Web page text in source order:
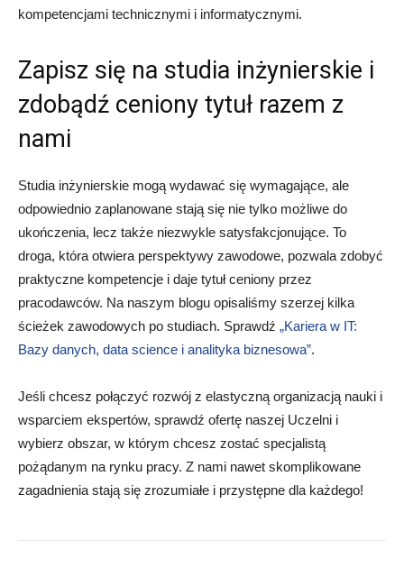
kompetencjami technicznymi i informatycznymi.
Zapisz się na studia inżynierskie i
zdobądź ceniony tytuł razem z
nami
Studia inżynierskie mogą wydawać się wymagające, ale
odpowiednio zaplanowane stają się nie tylko możliwe do
ukończenia, lecz także niezwykle satysfakcjonujące. To
droga, która otwiera perspektywy zawodowe, pozwala zdobyć
praktyczne kompetencje i daje tytuł ceniony przez
pracodawców. Na naszym blogu opisaliśmy szerzej kilka
ścieżek zawodowych po studiach. Sprawdź „Kariera w IT:
Bazy danych, data science i analityka biznesowa”.
Jeśli chcesz połączyć rozwój z elastyczną organizacją nauki i
wsparciem ekspertów, sprawdź ofertę naszej Uczelni i
wybierz obszar, w którym chcesz zostać specjalistą
pożądanym na rynku pracy. Z nami nawet skomplikowane
zagadnienia stają się zrozumiałe i przystępne dla każdego!